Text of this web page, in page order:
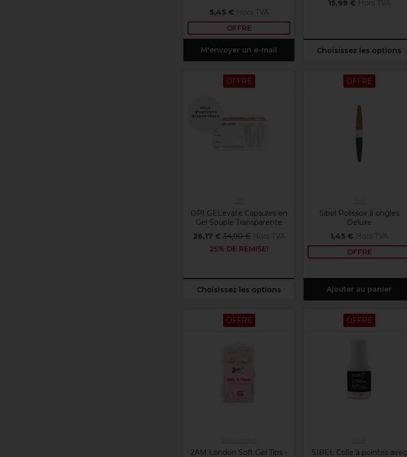
5,45 € Hors TVA
OFFRE
M'envoyer un e-mail
15,99 € Hors TVA
Choisissez les options
OFFRE
Plus
d'options
disponibles
OPI GELevate Capsules en
Gel Souple Transparente
26,17 € 34,90 € Hors TVA
25% DE REMISE!
Choisissez les options
OFFRE
Sibel Polissoir à ongles
Deluxe
1,45 € Hors TVA
OFFRE
Ajouter au panier
OFFRE
2AM London Soft Gel Tips -
OFFRE
SIBEL Colle à pointes avec